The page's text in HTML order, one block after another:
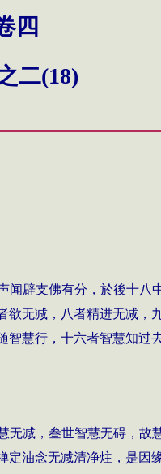
四
二(18)
闻辟支佛有分，於後十
欲无减，八者精进无减
慧行，十六者智慧知过
无减，叁世智慧无碍，
定油念无减清净炷，是因